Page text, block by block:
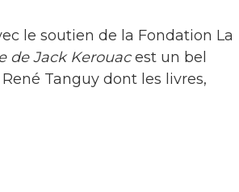
le soutien de la Fondation La
de Jack Kerouacest un bel
Tanguy dont les livres,